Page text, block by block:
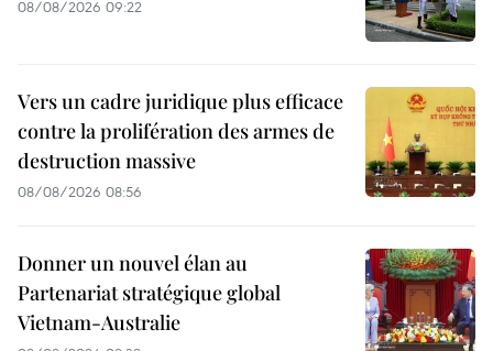
08/08/2026 09:22
Vers un cadre juridique plus efficace
contre la prolifération des armes de
destruction massive
08/08/2026 08:56
Donner un nouvel élan au
Partenariat stratégique global
Vietnam-Australie